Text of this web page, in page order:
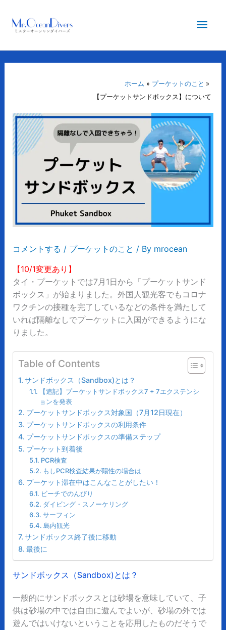
メ
メ
ニ
ュ
ー
ホーム
プーケットのこと
【プーケットサンドボックス】について
コメントする / プーケットのこと / By mrocean
【10/1変更あり】
タイ・プーケットでは7月1日から「プーケットサンド
ボックス」が始まりました。外国人観光客でもコロナ
ワクチンの接種を完了しているなどの条件を満たして
いれば隔離なしでプーケットに入国ができるようにな
りました。
Table of Contents
サンドボックス（Sandbox)とは？
【追記】プーケットサンドボックス7 + 7エクステンシ
ョンを発表
プーケットサンドボックス対象国（7月12日現在）
プーケットサンドボックスの利用条件
プーケットサンドボックスの準備ステップ
プーケット到着後
PCR検査
もしPCR検査結果が陽性の場合は
プーケット滞在中はこんなことがしたい！
ビーチでのんびり
ダイビング・スノーケリング
サーフィン
島内観光
サンドボックス終了後に移動
最後に
サンドボックス（Sandbox)とは？
一般的にサンドボックスとは砂場を意味していて、子
供は砂場の中では自由に遊んでよいが、砂場の外では
遊んではいけないということを応用したものだそうで